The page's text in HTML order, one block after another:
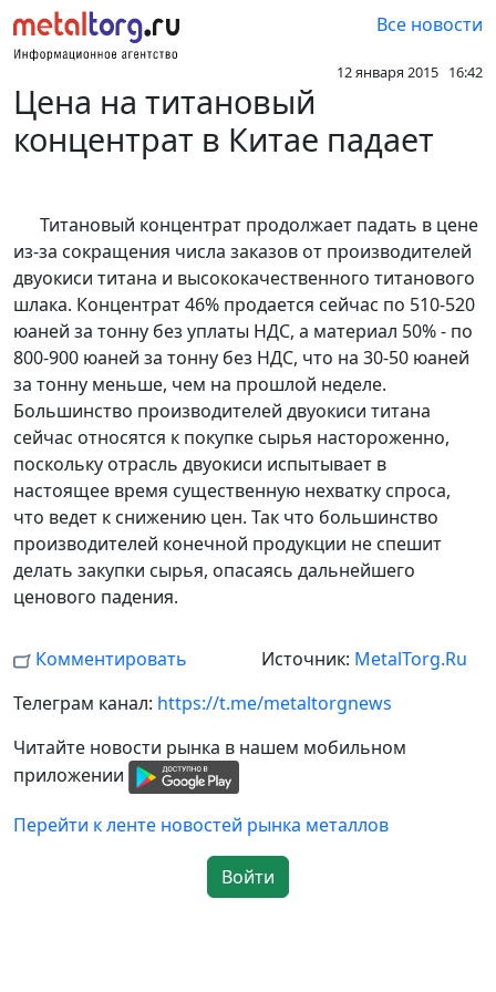
Все новости
12 января 2015 16:42
Цена на титановый
концентрат в Китае падает
Титановый концентрат продолжает падать в цене
из-за сокращения числа заказов от производителей
двуокиси титана и высококачественного титанового
шлака. Концентрат 46% продается сейчас по 510-520
юаней за тонну без уплаты НДС, а материал 50% - по
800-900 юаней за тонну без НДС, что на 30-50 юаней
за тонну меньше, чем на прошлой неделе.
Большинство производителей двуокиси титана
сейчас относятся к покупке сырья настороженно,
поскольку отрасль двуокиси испытывает в
настоящее время существенную нехватку спроса,
что ведет к снижению цен. Так что большинство
производителей конечной продукции не спешит
делать закупки сырья, опасаясь дальнейшего
ценового падения.
Комментировать Источник: MetalTorg.Ru
Телеграм канал: https://t.me/metaltorgnews
Читайте новости рынка в нашем мобильном
приложении
Перейти к ленте новостей рынка металлов
Войти